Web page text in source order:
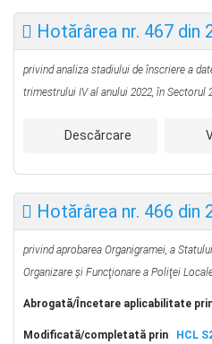
Hotărârea nr. 467 din
privind analiza stadiului de înscriere a
trimestrului IV al anului 2022, în Sectorul
Descărcare
Hotărârea nr. 466 din
privind aprobarea Organigramei, a
Organizare şi Funcţionare a Poliţei
Abrogată/Încetare aplicabilitate
Modificată/completată prin HCL